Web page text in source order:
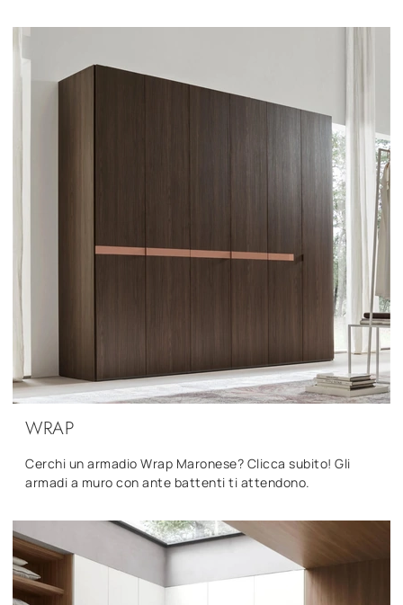
WRAP
Cerchi un armadio Wrap Maronese? Clicca subito! Gli
armadi a muro con ante battenti ti attendono.